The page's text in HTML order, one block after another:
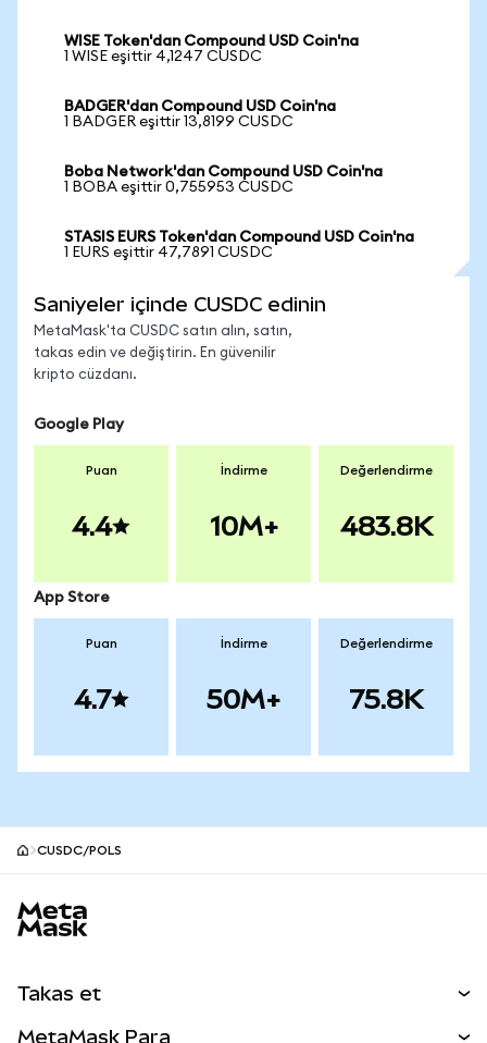
WISE Token'dan Compound USD Coin'na
1 WISE eşittir 4,1247 CUSDC
BADGER'dan Compound USD Coin'na
1 BADGER eşittir 13,8199 CUSDC
Boba Network'dan Compound USD Coin'na
1 BOBA eşittir 0,755953 CUSDC
STASIS EURS Token'dan Compound USD Coin'na
1 EURS eşittir 47,7891 CUSDC
Saniyeler içinde CUSDC edinin
MetaMask'ta CUSDC satın alın, satın,
takas edin ve değiştirin. En güvenilir
kripto cüzdanı.
Google Play
Puan
4.4
İndirme
10M+
Değerlendirme
483.8K
App Store
Puan
4.7
İndirme
50M+
Değerlendirme
75.8K
CUSDC/POLS
Takas et
MetaMask Para